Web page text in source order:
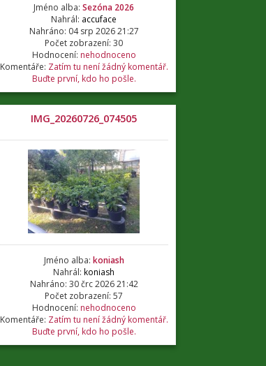
Jméno alba: Sezóna 2026
Nahrál: accuface
Nahráno: 04 srp 2026 21:27
Počet zobrazení: 30
Hodnocení: nehodnoceno
Komentáře: Zatím tu není žádný komentář.
Buďte první, kdo ho pošle.
IMG_20260726_074505
Jméno alba: koniash
Nahrál: koniash
Nahráno: 30 črc 2026 21:42
Počet zobrazení: 57
Hodnocení: nehodnoceno
Komentáře: Zatím tu není žádný komentář.
Buďte první, kdo ho pošle.